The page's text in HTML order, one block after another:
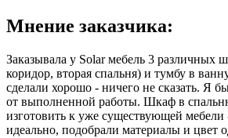
Мнение заказчика:
Заказывала у Solar мебель 3 различных
коридор, вторая спальня) и тумбу в
сделали хорошо - ничего не сказать. Я
от выполненной работы. Шкаф в
изготовить к уже существующей мебели
идеально, подобрали материалы и цвет